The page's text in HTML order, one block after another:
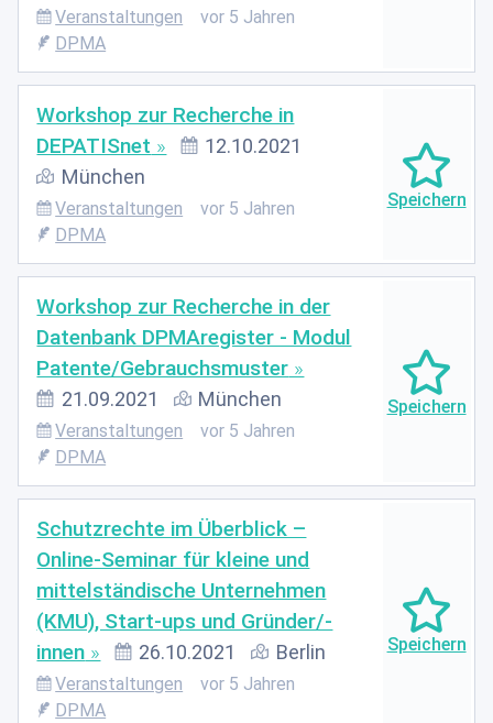
Veranstaltungen
vor 5 Jahren
DPMA
Workshop zur Recherche in
DEPATISnet
12.10.2021
München
Veranstaltungen
vor 5 Jahren
DPMA
Workshop zur Recherche in der
Datenbank DPMAregister - Modul
Patente/Gebrauchsmuster
21.09.2021 München
Veranstaltungen
vor 5 Jahren
DPMA
Schutzrechte im Überblick –
Online-Seminar für kleine und
mittelständische Unternehmen
(KMU), Start-ups und Gründer/-
innen
26.10.2021 Berlin
Veranstaltungen
vor 5 Jahren
DPMA